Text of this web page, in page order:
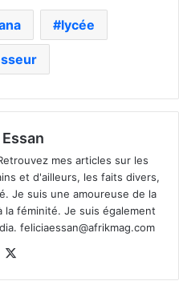
lycée
mes articles sur les
et d'ailleurs, les faits divers,
Je suis une amoureuse de la
féminité. Je suis également
feliciaessan@afrikmag.com
Website